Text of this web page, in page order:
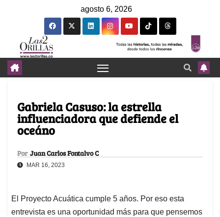
agosto 6, 2026
Gabriela Casuso: la estrella
influenciadora que defiende el
oceáno
Por Juan Carlos Fontalvo C
MAR 16, 2023
El Proyecto Acuática cumple 5 años. Por eso esta
entrevista es una oportunidad más para que pensemos